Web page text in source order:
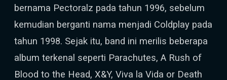
bernama Pectoralz pada tahun 1996, sebelum
kemudian berganti nama menjadi Coldplay pada
tahun 1998. Sejak itu, band ini merilis beberapa
album terkenal seperti Parachutes, A Rush of
Blood to the Head, X&Y, Viva la Vida or Death